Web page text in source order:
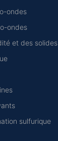
ondes
ondes
et des solides
sulfurique